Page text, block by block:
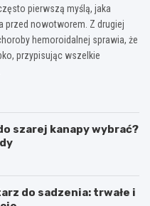
pierwszą myślą, jaka
przed nowotworem. Z drugiej
hemoroidalnej sprawia, że
przypisując wszelkie
szarej kanapy wybrać?
do sadzenia: trwałe i